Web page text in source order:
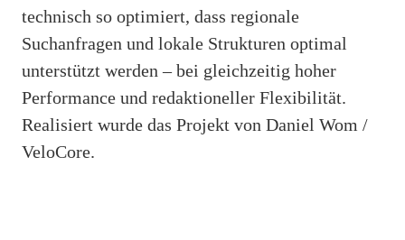
technisch so optimiert, dass regionale
Suchanfragen und lokale Strukturen optimal
unterstützt werden – bei gleichzeitig hoher
Performance und redaktioneller Flexibilität.
Realisiert wurde das Projekt von Daniel Wom /
VeloCore.